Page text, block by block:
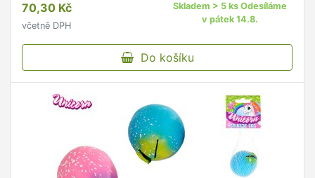
70,30 Kč
včetně DPH
Skladem > 5 ks Odesíláme
v pátek 14.8.
Do košíku